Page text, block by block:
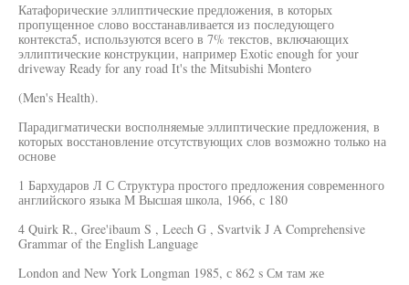
Катафорические эллиптические предложения, в которых
пропущенное слово восстанавливается из последующего
контекста5, используются всего в 7% текстов, включающих
эллиптические конструкции, например Exotic enough for your
driveway Ready for any road It's the Mitsubishi Montero
(Men's Health).
Парадигматически восполняемые эллиптические предложения, в
которых восстановление отсутствующих слов возможно только на
основе
1 Бархударов Л С Структура простого предложения современного
английского языка М Высшая школа, 1966, с 180
4 Quirk R., Gree'ibaum S , Leech G , Svartvik J A Comprehensive
Grammar of the English Language
London and New York Longman 1985, с 862 s См там же